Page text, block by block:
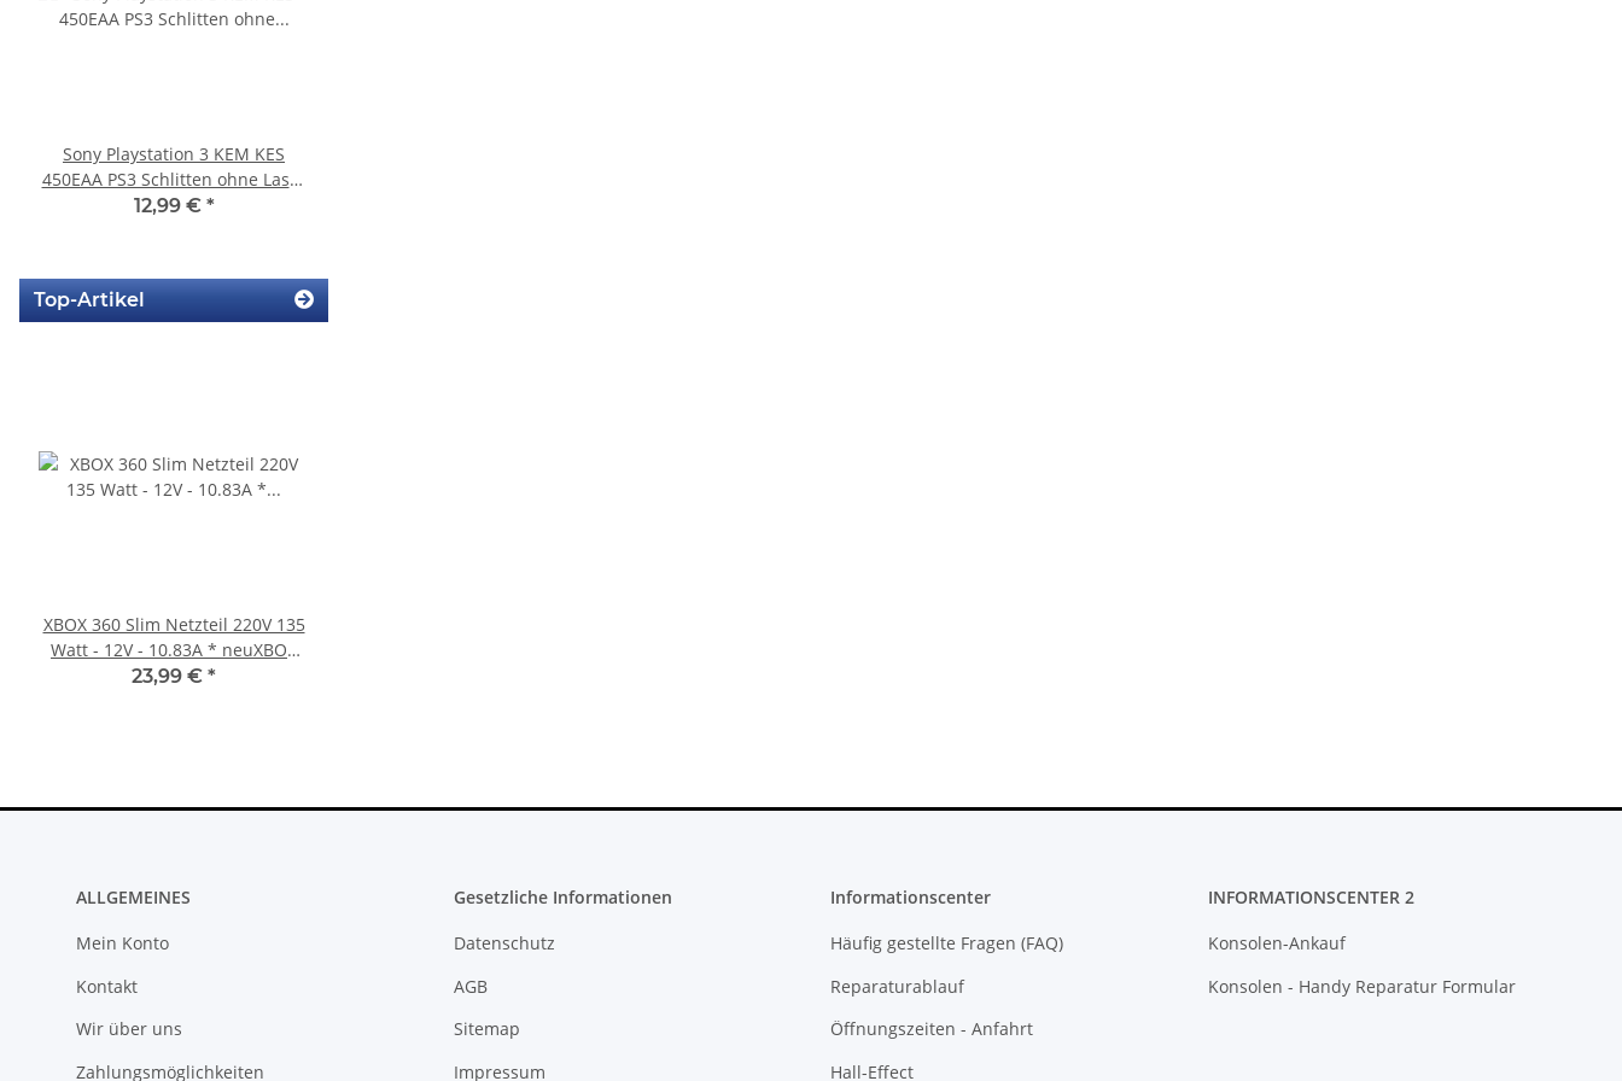
Sony Playstation 3 KEM KES
450EAA PS3 Schlitten ohne Laser
Blu-Ray Laufwerk 320
12,99 € *
Top-Artikel
XBOX 360 Slim Netzteil 220V 135
Watt - 12V - 10.83A * neuXBOX
360 Slim Netzteil
23,99 € *
ALLGEMEINES
Mein Konto
Kontakt
Wir über uns
Zahlungsmöglichkeiten
Gesetzliche Informationen
Datenschutz
AGB
Sitemap
Impressum
Informationscenter
Häufig gestellte Fragen (FAQ)
Reparaturablauf
Öffnungszeiten - Anfahrt
Hall-Effect
INFORMATIONSCENTER 2
Konsolen-Ankauf
Konsolen - Handy Reparatur Formular